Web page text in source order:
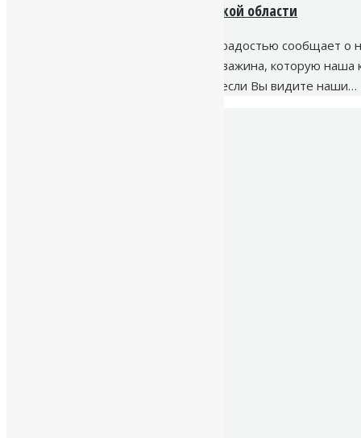
Скважина на воду в Ленинградской области
Буровая компания «Наш Исток» с радостью сообщает
района. Это уже вторая подряд скважина, которую
экономически выгодно. Поэтому, если Вы видите наши…